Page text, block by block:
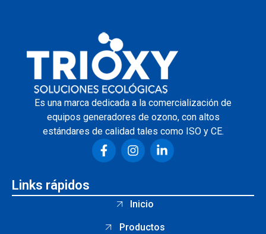
Es una marca dedicada a la comercialización de
equipos generadores de ozono, con altos
estándares de calidad tales como ISO y CE.
Links rápidos
Inicio
Productos